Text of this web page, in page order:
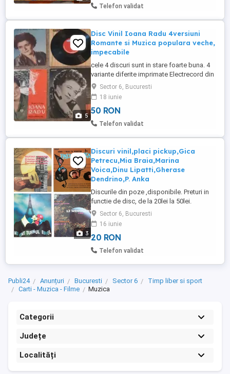
Telefon validat
5
Disc Vinil Ioana Radu 4versiuni
Romante si Muzica populara veche,
impecabile
cele 4 discuri sunt in stare foarte buna. 4
variante diferite imprimate Electrecord din
anii 1958-1970. Pretul este 50lei pentru un
disc sau 160lei tot lotul de 4 viniluri (daca
mai sunt toate pe stoc). poze
suplimentare pe whatsapp. trimit cu
avans.
Sector 6, Bucuresti
18 iunie
50 RON
Telefon validat
3
Discuri vinil,placi pickup,Gica
Petrecu,Mia Braia,Marina
Voica,Dinu Lipatti,Gherase
Dendrino,P. Anka
Discurile din poze ,disponibile. Preturi in
functie de disc, de la 20lei la 50lei.
Colectie de 1500 de discuri de pickup sau
gramofon.
Sector 6, Bucuresti
16 iunie
20 RON
Telefon validat
Publi24 Anunțuri Bucuresti Sector 6
Timp liber si sport
Carti - Muzica - Filme
Muzica
Categorii
Județe
Localități